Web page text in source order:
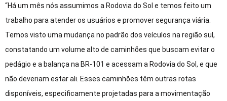
“Há um mês nós assumimos a Rodovia do Sol e temos feito um
trabalho para atender os usuários e promover segurança viária.
Temos visto uma mudança no padrão dos veículos na região sul,
constatando um volume alto de caminhões que buscam evitar o
pedágio e a balança na BR-101 e acessam a Rodovia do Sol, e que
não deveriam estar ali. Esses caminhões têm outras rotas
disponíveis, especificamente projetadas para a movimentação